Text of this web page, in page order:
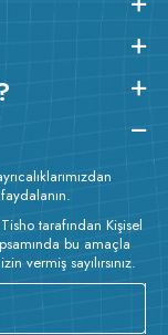
tarafından Kişisel
bu amaçla
vermiş sayılırsınız.